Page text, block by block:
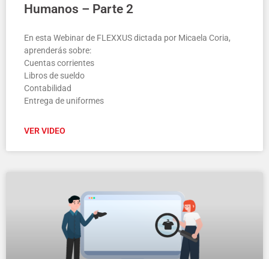
Humanos – Parte 2
En esta Webinar de FLEXXUS dictada por Micaela Coria,
aprenderás sobre:
Cuentas corrientes
Libros de sueldo
Contabilidad
Entrega de uniformes
VER VIDEO